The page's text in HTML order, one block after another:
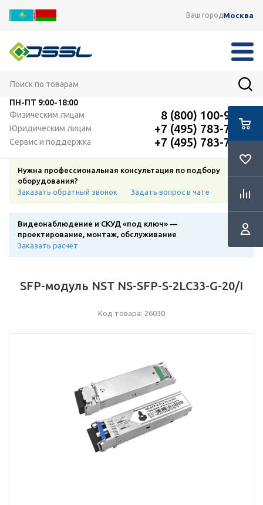
Ваш городМосква
ПН-ПТ 9:00-18:00
Физическим лицам
8 (800) 100-91-12
Юридическим лицам +7 (495) 783-72-87
Сервис и поддержка +7 (495) 783-72-87
Нужна профессиональная консультация по подбору
оборудования?
Заказать обратный звонок
Задать вопрос в чате
Видеонаблюдение и СКУД «под ключ» —
проектирование, монтаж, обслуживание
Заказать расчет
SFP-модуль NST NS-SFP-S-2LC33-G-20/I
Код товара: 26030